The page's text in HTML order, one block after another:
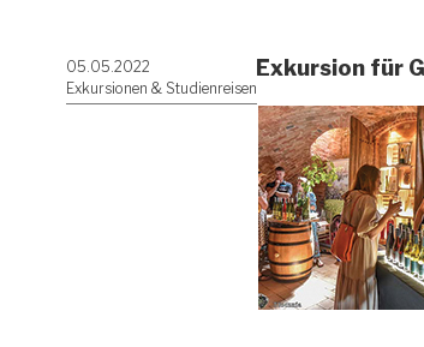
Veröffentlicht
am
05.05.2022
Exkursionen & Studienreisen
Exkursion für